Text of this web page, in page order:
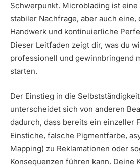
Schwerpunkt. Microblading ist
stabiler Nachfrage, aber auch eine,
Handwerk und kontinuierliche
Dieser Leitfaden zeigt dir, was du
professionell und gewinnbringend
starten.
Der Einstieg in die
unterscheidet sich von anderen
dadurch, dass bereits ein einzeller
Einstiche, falsche Pigmentfarbe,
Mapping) zu Reklamationen oder
Konsequenzen führen kann. Deine